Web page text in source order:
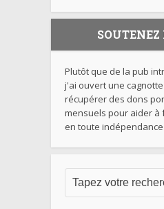
SOUTENEZ
Plutôt que de la pub
j'ai ouvert une
récupérer des dons
mensuels pour aider à
en toute indépendance.